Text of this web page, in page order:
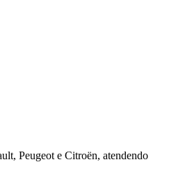
Peugeot e Citroën, atendendo